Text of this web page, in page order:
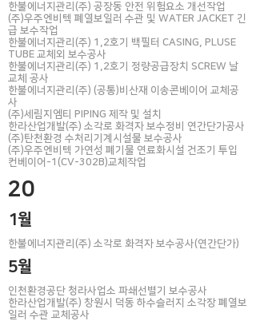
한불에너지관리(주) 공장동 안전 위험요소 개선작업
​(주)우주엔비텍 폐열보일러 수관 및 WATER JACKET 긴
급 보수작업
한불에너지관리(주) 1,2호기 백필터 CASING, PLUSE
TUBE 교체외 보수공사
한불에너지관리(주) 1,2호기 정량공급장치 SCREW 날
교체 공사
한불에너지관리(주) (공통)비산재 이송콘베이어 교체공
사
(주)세림지엠티 PIPING 제작 및 설치
한라산업개발(주) 소각로 화격자 보수정비 연간단가공사
(주)탄천환경 수처리기계시설물 보수공사
(주)우주엔비텍 가연성 폐기물 연료화시설 건조기 투입
컨베이어-1(CV-302B)교체작업
20
1월
한불에너지관리(주) 소각로 화격자 보수공사(연간단가)
5월
인천환경공단 청라사업소 파쇄선별기 보수공사
​한라산업개발(주) 창원시 덕동 하수슬러지 소각장 폐열보
일러 수관 교체공사